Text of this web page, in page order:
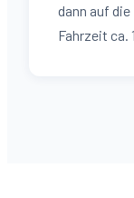
dann auf die
Fahrzeit ca.